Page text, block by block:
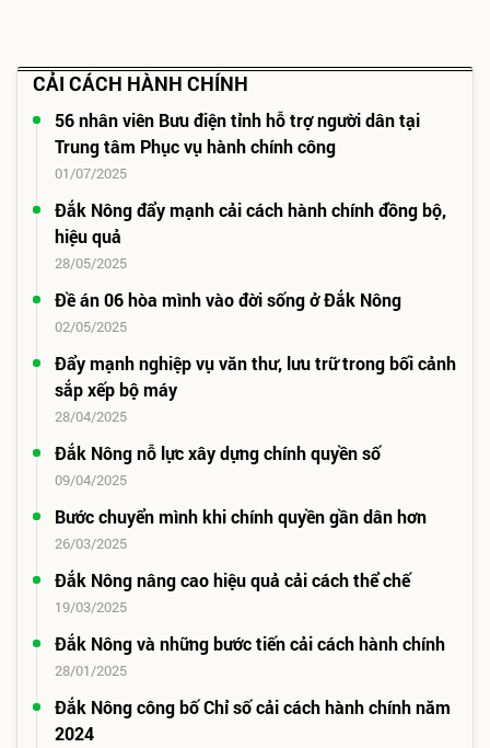
CẢI CÁCH HÀNH CHÍNH
56 nhân viên Bưu điện tỉnh hỗ trợ người dân tại
Trung tâm Phục vụ hành chính công
01/07/2025
Đắk Nông đẩy mạnh cải cách hành chính đồng bộ,
hiệu quả
28/05/2025
Đề án 06 hòa mình vào đời sống ở Đắk Nông
02/05/2025
Đẩy mạnh nghiệp vụ văn thư, lưu trữ trong bối cảnh
sắp xếp bộ máy
28/04/2025
Đắk Nông nỗ lực xây dựng chính quyền số
09/04/2025
Bước chuyển mình khi chính quyền gần dân hơn
26/03/2025
Đắk Nông nâng cao hiệu quả cải cách thể chế
19/03/2025
Đắk Nông và những bước tiến cải cách hành chính
28/01/2025
Đắk Nông công bố Chỉ số cải cách hành chính năm
2024